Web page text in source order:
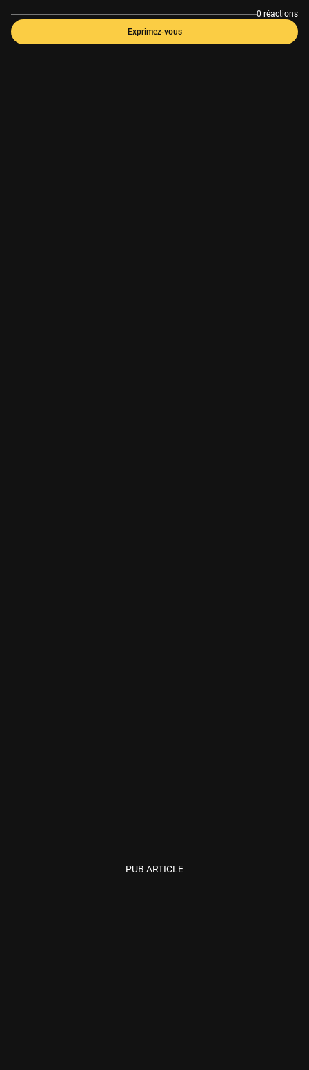
0 réactions
Exprimez-vous
PUB ARTICLE